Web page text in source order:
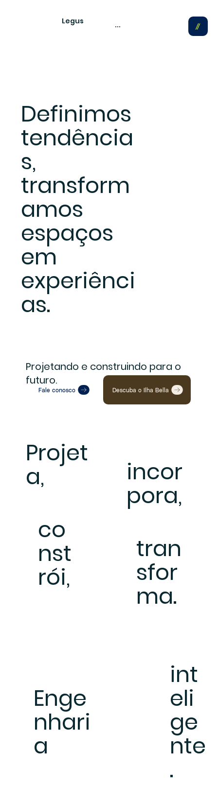
Legus ...
Definimos
tendência
s,
transform
amos
espaços
em
experiênci
as.
Projetando e construindo para o
futuro.
Fale conosco Descuba o Ilha Bella
Projet
a,
co
nst
rói,
incor
pora,
tran
sfor
ma.
Enge
nhari
a
int
eli
ge
nte
.